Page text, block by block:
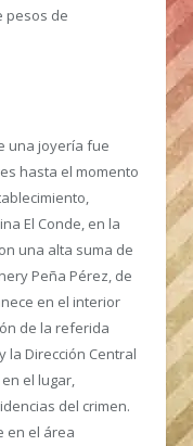
pesos de
una joyería fue
hasta el momento
El Conde, en la
una alta suma de
Peña Pérez, de
en el interior
de la referida
la Dirección Central
el lugar,
del crimen.
en el área